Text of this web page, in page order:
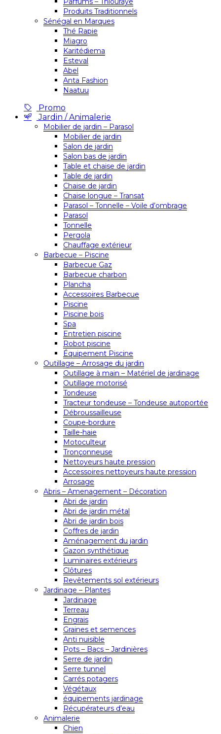
Produits Traditionnels
Sénégal en Marques
Thé Rapie
Miagro
Karitédiema
Esteval
Abel
Anta Fashion
Naatuu
Promo
Jardin / Animalerie
Mobilier de jardin – Parasol
Mobilier de jardin
Salon de jardin
Salon bas de jardin
Table et chaise de jardin
Table de jardin
Chaise de jardin
Chaise longue – Transat
Parasol – Tonnelle – Voile d’ombrage
Parasol
Tonnelle
Pergola
Chauffage extérieur
Barbecue – Piscine
Barbecue Gaz
Barbecue charbon
Plancha
Accessoires Barbecue
Piscine
Piscine bois
Spa
Entretien piscine
Robot piscine
Équipement Piscine
Outillage – Arrosage du jardin
Outillage à main – Matériel de jardinage
Outillage motorisé
Tondeuse
Tracteur tondeuse – Tondeuse autoportée
Débroussailleuse
Coupe-bordure
Taille-haie
Motoculteur
Tronçonneuse
Nettoyeurs haute pression
Accessoires nettoyeurs haute pression
Arrosage
Abris – Amenagement – Décoration
Abri de jardin
Abri de jardin métal
Abri de jardin bois
Coffres de jardin
Aménagement du jardin
Gazon synthétique
Luminaires extérieurs
Clôtures
Revêtements sol extérieurs
Jardinage – Plantes
Jardinage
Terreau
Engrais
Graines et semences
Anti nuisible
Pots – Bacs – Jardinières
Serre de jardin
Serre tunnel
Carrés potagers
Végétaux
équipements jardinage
Récupérateurs d’eau
Animalerie
Chien